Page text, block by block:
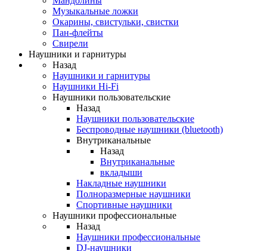
Музыкальные ложки
Окарины, свистульки, свистки
Пан-флейты
Свирели
Наушники и гарнитуры
Назад
Наушники и гарнитуры
Наушники Hi-Fi
Наушники пользовательские
Назад
Наушники пользовательские
Беспроводные наушники (bluetooth)
Внутриканальные
Назад
Внутриканальные
вкладыши
Накладные наушники
Полноразмерные наушники
Спортивные наушники
Наушники профессиональные
Назад
Наушники профессиональные
DJ-наушники